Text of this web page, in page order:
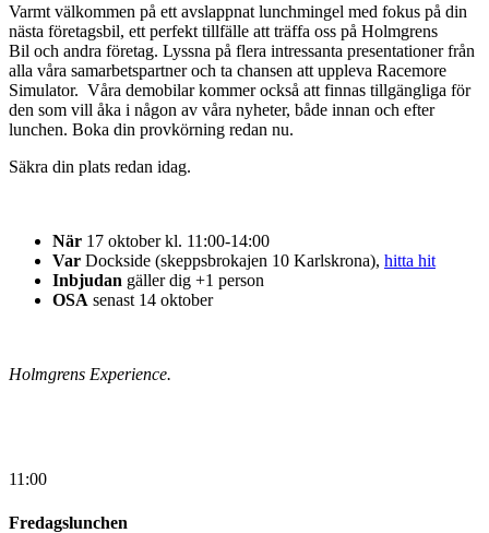
Varmt välkommen på ett avslappnat lunchmingel med fokus på din
nästa företagsbil, ett perfekt tillfälle att träffa oss på Holmgrens
Bil och andra företag. Lyssna på flera intressanta presentationer från
alla våra samarbetspartner och ta chansen att uppleva Racemore
Simulator. Våra demobilar kommer också att finnas tillgängliga för
den som vill åka i någon av våra nyheter, både innan och efter
lunchen. Boka din provkörning redan nu.
Säkra din plats redan idag.
När 17 oktober kl. 11:00-14:00
Var Dockside (skeppsbrokajen 10 Karlskrona), hitta hit
Inbjudan gäller dig +1 person
OSA senast 14 oktober
Holmgrens Experience.
11:00
Fredagslunchen